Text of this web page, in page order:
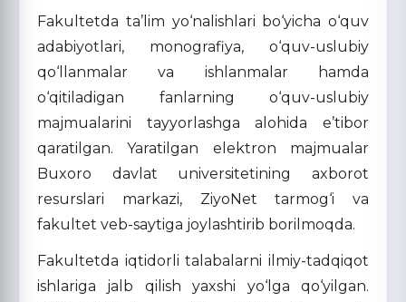
Fakultetda ta’lim yo‘nalishlari bo‘yicha o‘quv
adabiyotlari, monografiya, o‘quv-uslubiy
qo‘llanmalar va ishlanmalar hamda
o‘qitiladigan fanlarning o‘quv-uslubiy
majmualarini tayyorlashga alohida e’tibor
qaratilgan. Yaratilgan elektron majmualar
Buxoro davlat universitetining axborot
resurslari markazi, ZiyoNet tarmog‘i va
fakultet veb-saytiga joylashtirib borilmoqda.
Fakultetda iqtidorli talabalarni ilmiy-tadqiqot
ishlariga jalb qilish yaxshi yo‘lga qo‘yilgan.